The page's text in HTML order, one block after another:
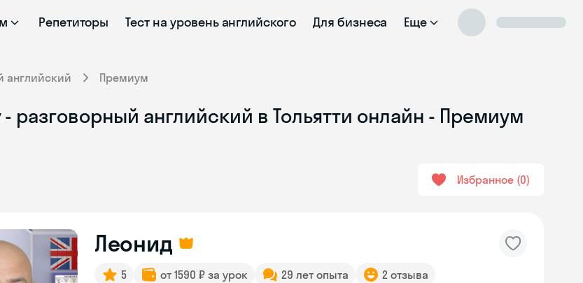
Репетиторы Тест на уровень английского Для бизнеса Еще
английский Премиум
разговорный английский в Тольятти онлайн - Премиум
Избранное 0
Леонид
5 от 1590 ₽ за урок 29 лет опыта 2 отзыва